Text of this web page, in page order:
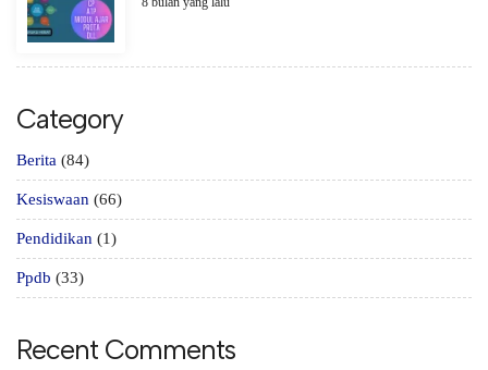
Category
Berita (84)
Kesiswaan (66)
Pendidikan (1)
Ppdb (33)
Recent Comments